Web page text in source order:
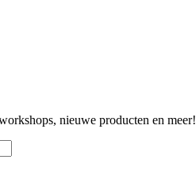
nieuwe producten en meer!